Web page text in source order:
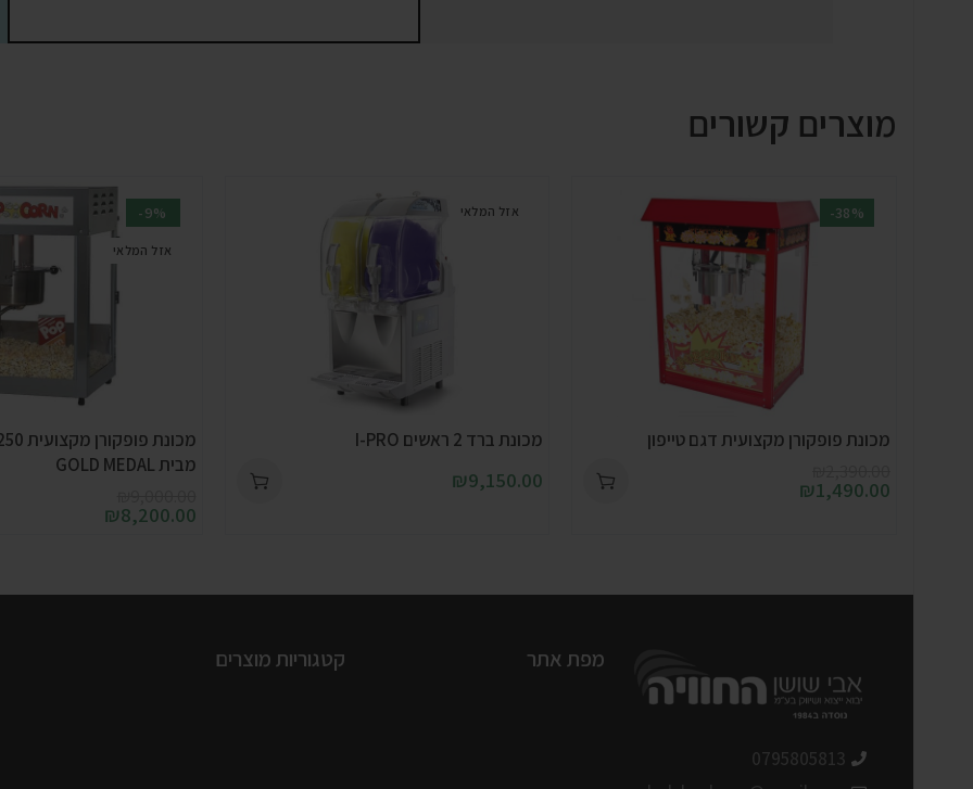
מוצרים קשורים
-38%
מכונת פופקורן מקצועית דגם טייפון
₪1,490.00
אזל המלאי
מכונת ברד 2 ראשים I-PRO
₪9,150.00
-9%
אזל המלאי
מבית GOLD MEDAL
₪8,200.00
0795805813
מפת אתר קטגוריות מוצרים